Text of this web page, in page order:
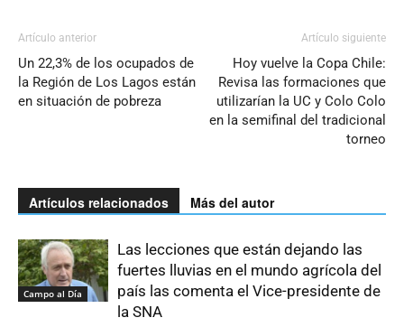
Artículo anterior
Un 22,3% de los ocupados de
la Región de Los Lagos están
en situación de pobreza
Artículo siguiente
Hoy vuelve la Copa Chile:
Revisa las formaciones que
utilizarían la UC y Colo Colo
en la semifinal del tradicional
torneo
Artículos relacionados Más del autor
Campo al Día
Las lecciones que están dejando las
fuertes lluvias en el mundo agrícola del
país las comenta el Vice-presidente de
la SNA